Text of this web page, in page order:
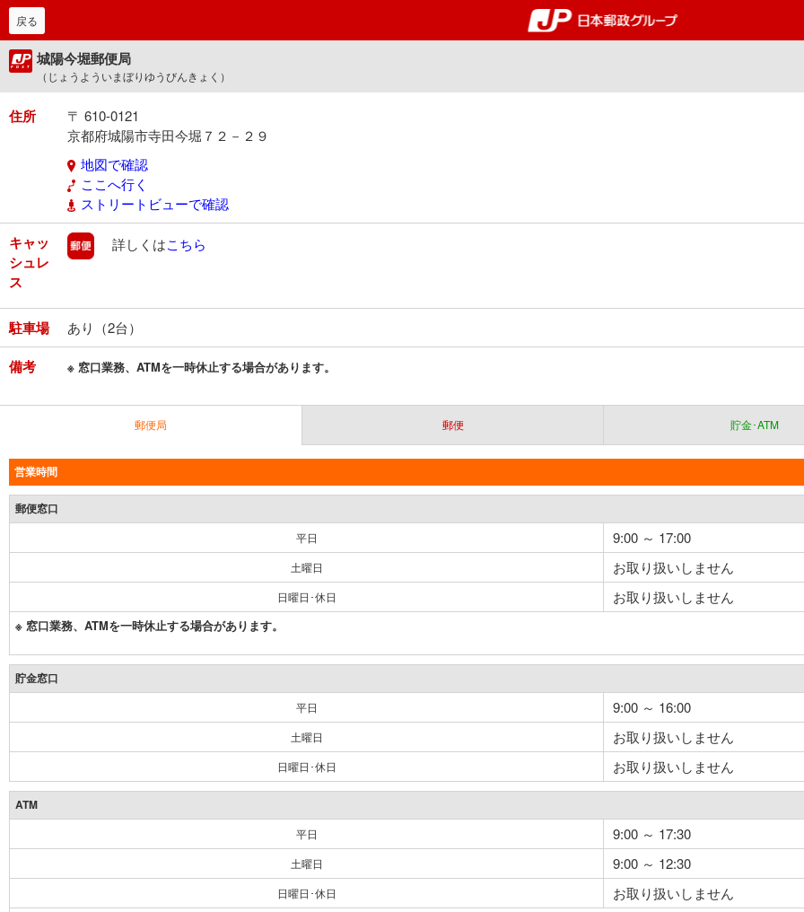
郵便局・日本郵政グルー
戻る
城陽今堀郵便局
（じょうよういまぼりゆうびんきょく）
住所
〒 610-0121
京都府城陽市寺田今堀７２－２９
地図で確認
ここへ行く
ストリートビューで確認
キャッ
シュレ
ス
郵便
詳しくはこちら
駐車場 あり（2台）
備考 ※ 窓口業務、ATMを一時休止する場合があります。
郵便局 郵便 貯金･ATM
営業時間
郵便窓口
平日 9:00 ～ 17:00
土曜日 お取り扱いしません
日曜日･休日 お取り扱いしません
※ 窓口業務、ATMを一時休止する場合があります。
貯金窓口
平日 9:00 ～ 16:00
土曜日 お取り扱いしません
日曜日･休日 お取り扱いしません
ATM
平日 9:00 ～ 17:30
土曜日 9:00 ～ 12:30
日曜日･休日 お取り扱いしません